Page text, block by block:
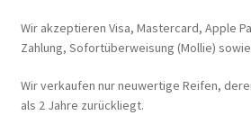
Wir akzeptieren Visa, Mastercard, Apple
Zahlung, Sofortüberweisung (Mollie)
Wir verkaufen nur neuwertige Reifen,
als 2 Jahre zurückliegt.